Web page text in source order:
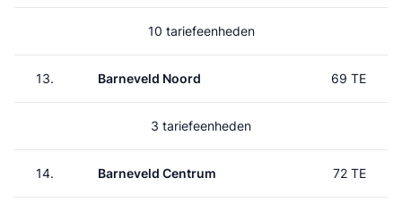
10 tariefeenheden
13. Barneveld Noord 69 TE
3 tariefeenheden
14. Barneveld Centrum 72 TE